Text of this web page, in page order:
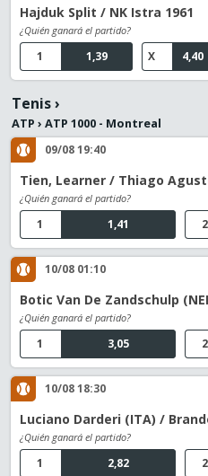
Hajduk Split / NK Istra 1961
¿Quién ganará el partido?
1,39
1 4,40
X
Tenis›
ATP › ATP 1000 - Montreal
09/08 19:40
Tien, Learner / Thiago
¿Quién ganará el partido?
1,41
1 2
10/08 01:10
Botic Van De Zandschulp
¿Quién ganará el partido?
3,05
1 2
10/08 18:30
Luciano Darderi (ITA) /
¿Quién ganará el partido?
2,82
1 2